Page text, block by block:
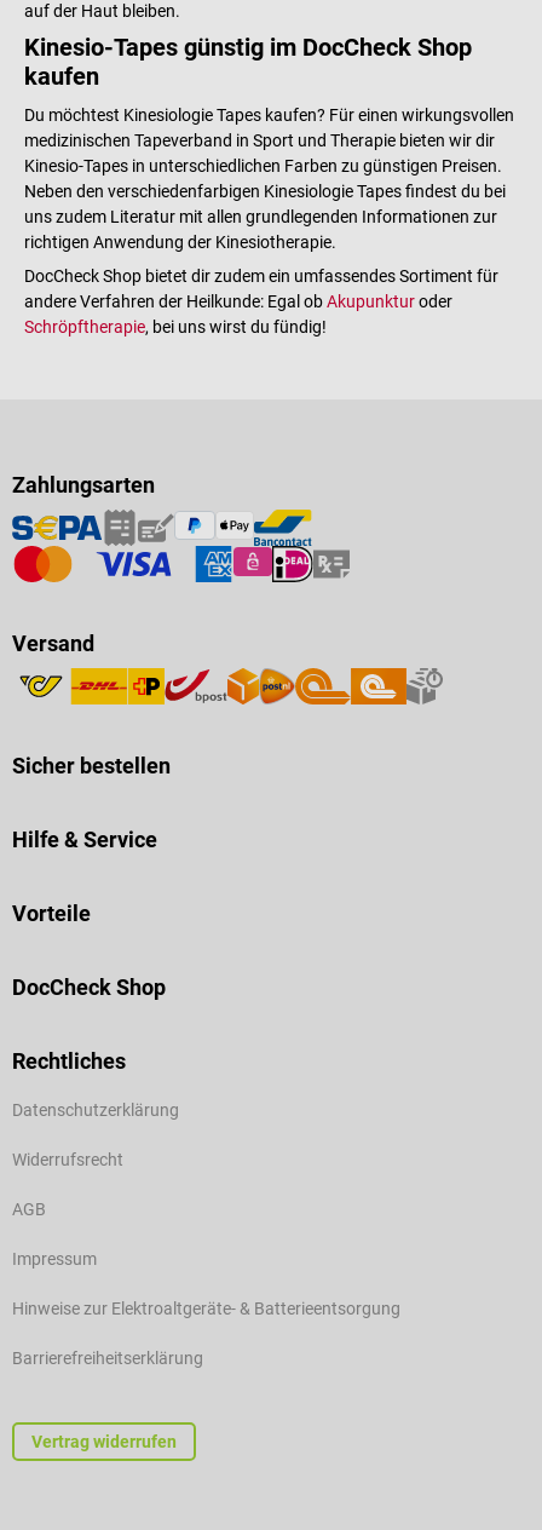
auf der Haut bleiben.
Kinesio-Tapes günstig im DocCheck Shop
kaufen
Du möchtest Kinesiologie Tapes kaufen? Für einen wirkungsvollen
medizinischen Tapeverband in Sport und Therapie bieten wir dir
Kinesio-Tapes in unterschiedlichen Farben zu günstigen Preisen.
Neben den verschiedenfarbigen Kinesiologie Tapes findest du bei
uns zudem Literatur mit allen grundlegenden Informationen zur
richtigen Anwendung der Kinesiotherapie.
DocCheck Shop bietet dir zudem ein umfassendes Sortiment für
andere Verfahren der Heilkunde: Egal obAkupunkturoder
Schröpftherapie, bei uns wirst du fündig!
Zahlungsarten
Versand
Sicher bestellen
Hilfe & Service
Vorteile
DocCheck Shop
Rechtliches
Datenschutzerklärung
Widerrufsrecht
AGB
Impressum
Hinweise zur Elektroaltgeräte- & Batterieentsorgung
Barrierefreiheitserklärung
Vertrag widerrufen